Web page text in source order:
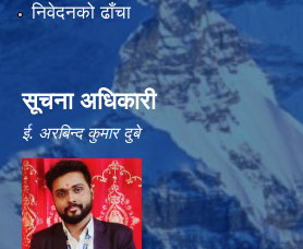
निवेदनको ढाँचा
सूचना अधिकारी
ई. अरबिन्द कुमार दुबे